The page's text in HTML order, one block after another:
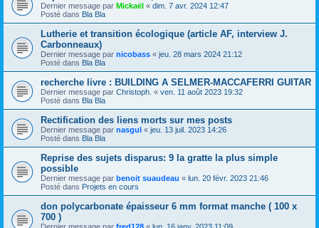
Dernier message par Mickaël « dim. 7 avr. 2024 12:47
Posté dans Bla Bla
Lutherie et transition écologique (article AF, interview J.
Carbonneaux)
Dernier message par nicobass « jeu. 28 mars 2024 21:12
Posté dans Bla Bla
recherche livre : BUILDING A SELMER-MACCAFERRI GUITAR
Dernier message par Christoph. « ven. 11 août 2023 19:32
Posté dans Bla Bla
Rectification des liens morts sur mes posts
Dernier message par nasgul « jeu. 13 juil. 2023 14:26
Posté dans Bla Bla
Reprise des sujets disparus: 9 la gratte la plus simple
possible
Dernier message par benoit suaudeau « lun. 20 févr. 2023 21:46
Posté dans Projets en cours
don polycarbonate épaisseur 6 mm format manche ( 100 x
700 )
Dernier message par fred128 « lun. 16 janv. 2023 11:09